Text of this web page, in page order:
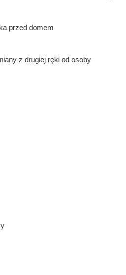
przed domem
z drugiej ręki od osoby